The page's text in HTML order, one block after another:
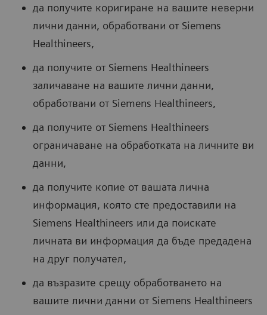
да получите коригиране на вашите неверни
лични данни, обработвани от Siemens
Healthineers,
да получите от Siemens Healthineers
заличаване на вашите лични данни,
обработвани от Siemens Healthineers,
да получите от Siemens Healthineers
ограничаване на обработката на личните ви
данни,
да получите копие от вашата лична
информация, която сте предоставили на
Siemens Healthineers или да поискате
личната ви информация да бъде предадена
на друг получател,
да възразите срещу обработването на
вашите лични данни от Siemens Healthineers